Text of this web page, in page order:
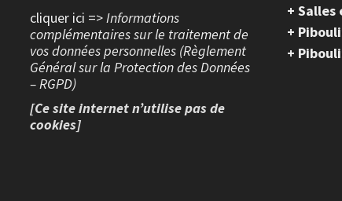
cliquer ici =>Informations
complémentaires sur le traitement de
vos données personnelles (Règlement
Général sur la Protection des Données
– RGPD)
[Ce site internet n’utilise pas de
cookies]
+
+
+